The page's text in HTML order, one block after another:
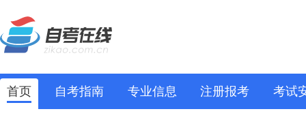
首页 自考指南 专业信息 注册报考 考试